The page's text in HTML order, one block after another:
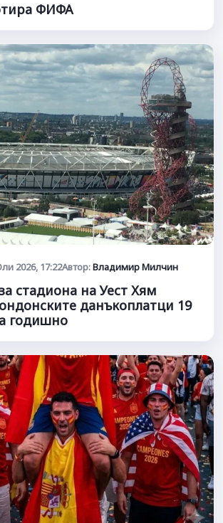
ФИФА
2026, 17:22Автор:Владимир Милчин
стадиона на Уест Хям
данъкоплатци 19
годишно